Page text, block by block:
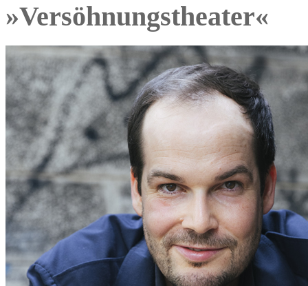
»Versöhnungstheater«